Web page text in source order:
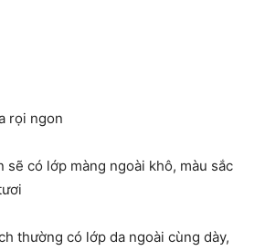
rọi ngon
có lớp màng ngoài khô, màu sắc
thường có lớp da ngoài cùng dày,